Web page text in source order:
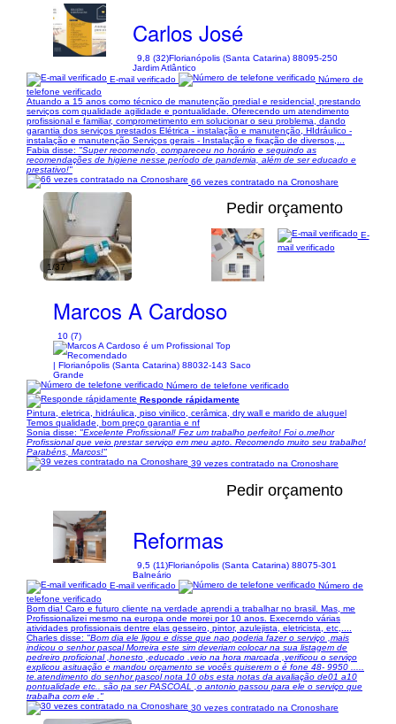
Carlos José
9,8 (32)Florianópolis (Santa Catarina) 88095-250
Jardim Atlântico
E-mail verificado
Número de
telefone verificado
Atuando a 15 anos como técnico de manutenção predial e residencial, prestando
serviços com qualidade agilidade e pontualidade. Oferecendo um atendimento
profissional e familiar, comprometimento em solucionar o seu problema, dando
garantia dos serviços prestados Elétrica - instalação e manutenção, HIdráulico -
instalação e manutenção Serviços gerais - Instalação e fixação de diversos,...
Fabia disse: "Super recomendo, compareceu no horário e seguindo as
recomendações de higiene nesse período de pandemia, além de ser educado e
prestativo!"
66 vezes contratado na Cronoshare
1/37
Pedir orçamento
Marcos A Cardoso
10 (7)
| Florianópolis (Santa Catarina) 88032-143 Saco
Grande
E-
mail verificado
Número de telefone verificado
Responde rápidamente
Pintura, eletrica, hidráulica, piso vinilico, cerâmica, dry wall e marido de aluguel
Temos qualidade, bom preço garantia e nf
Sonia disse: "Excelente Profissional! Fez um trabalho perfeito! Foi o.melhor
Profissional que veio prestar serviço em meu apto. Recomendo muito seu trabalho!
Parabéns, Marcos!"
39 vezes contratado na Cronoshare
Pedir orçamento
Reformas
9,5 (11)Florianópolis (Santa Catarina) 88075-301
Balneário
E-mail verificado
Número de
telefone verificado
Bom dia! Caro e futuro cliente na verdade aprendi a trabalhar no brasil. Mas, me
Profissionalizei mesmo na europa onde morei por 10 anos. Execerndo várias
atividades profissionais dentre elas gesseiro, pintor, azulejista, eletricista, etc,....
Charles disse: "Bom dia ele ligou e disse que nao poderia fazer o serviço ,mais
indicou o senhor pascal Morreira este sim deveriam colocar na sua listagem de
pedreiro proficional ,honesto ,educado .veio na hora marcada ,verificou o serviço
explicou asituação e mandou orçamento se vocês quiserem o é fone 48- 9950 .....
te.atendimento do senhor pascol nota 10 obs esta notas da avaliação de01 a10
pontualidade etc.. são pa ser PASCOAL ,o antonio passou para ele o serviço que
trabalha com ele ."
30 vezes contratado na Cronoshare